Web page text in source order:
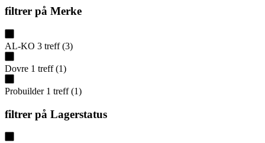
filtrer på Merke
AL-KO 3 treff (3)
Dovre 1 treff (1)
Probuilder 1 treff (1)
filtrer på Lagerstatus